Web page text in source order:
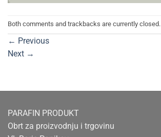
Both comments and trackbacks are currently closed.
← Previous
Next →
PARAFIN PRODUKT
Obrt za proizvodnju i trgovinu